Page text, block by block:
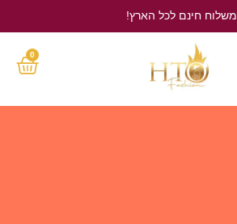
משלוח חינם לכל הארץ!
0